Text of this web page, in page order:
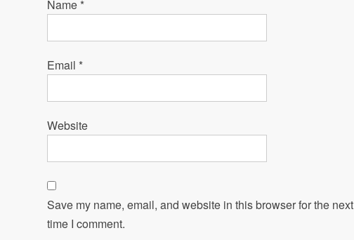
Name *
Email *
Website
Save my name, email, and website in this browser for the next
time I comment.